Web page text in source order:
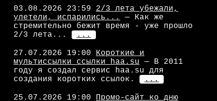
03.08.2026 23:59
2/3 лета убежали,
улетели, испарились...
— Как же
стремительно бежит время - уже прошло
2/3 лета...
...
27.07.2026 19:00
Короткие и
мультиссылки ссылки haa.su — В 2011
году я создал сервис haa.su для
создания коротких ссылок.
...
25.07.2026 19:00 Промо-сайт ко дню